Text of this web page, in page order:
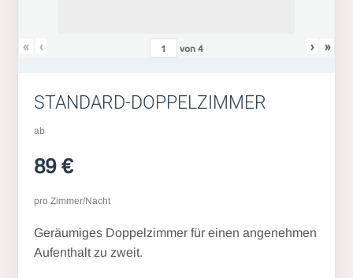
« ‹ von4 › »
STANDARD-DOPPELZIMMER
ab
89 €
pro Zimmer/Nacht
Geräumiges Doppelzimmer für einen angenehmen
Aufenthalt zu zweit.